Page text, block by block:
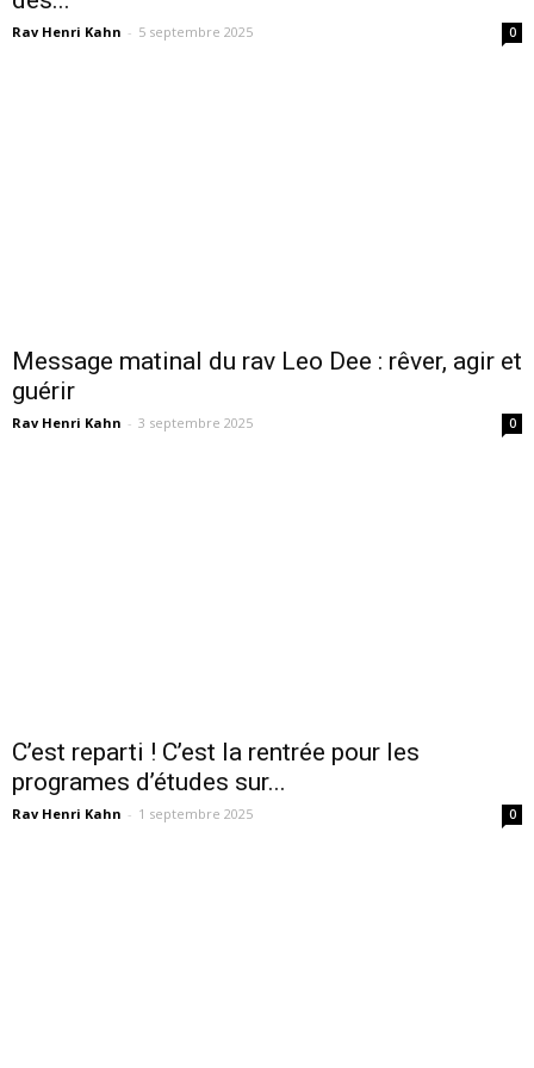
Rav Henri Kahn - 5 septembre 2025 0
Message matinal du rav Leo Dee : rêver, agir et
guérir
Rav Henri Kahn - 3 septembre 2025 0
C’est reparti ! C’est la rentrée pour les
programes d’études sur...
Rav Henri Kahn - 1 septembre 2025 0